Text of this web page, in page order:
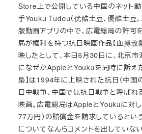
Store上で公開している中国のネット
手Youku Tudou（优酷土豆、優酷土豆
版動画アプリの中で、広電総局の許可
局が権利を持つ抗日映画作品【血搏敌
映したとして、本日6月30日に、北京
になぜかAppleとYoukuを同時に訴え
梟】は1994年に上映された抗日（中国
日中戦争、中国では抗日戦争と呼ばれ
映画。広電総局はAppleとYoukuに対
77万円）の賠償金を請求しているとい
についてなんらコメントを出していない